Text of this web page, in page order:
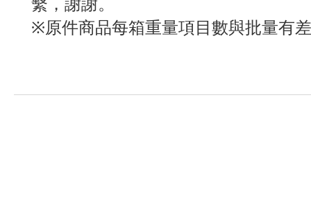
※原件商品每箱重量項目數與批量有